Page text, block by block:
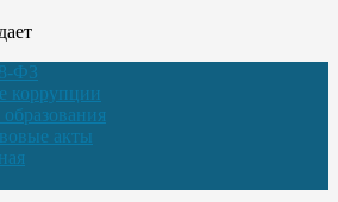
ФЗ
коррупции
акты